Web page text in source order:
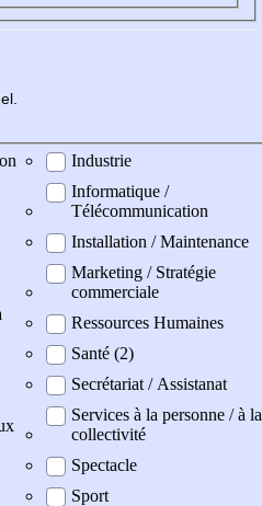
Industrie
Informatique /
Télécommunication
Installation / Maintenance
Marketing / Stratégie
commerciale
Ressources Humaines
Santé (2)
Secrétariat / Assistanat
Services à la personne / à la
collectivité
Spectacle
Sport